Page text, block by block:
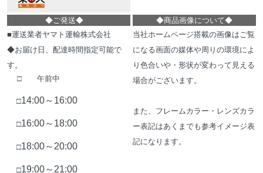
◆ご発送◆
■運送業者ヤマト運輸株式会社
◆お届け日、配達時間指定可能で
す。
□ 午前中
□14:00～16:00
□16:00～18:00
□18:00～20:00
□19:00～21:00
◆商品画像について◆
当社ホームページ搭載の画像はご覧
になる画面の媒体や周りの環境によ
り色合いや・形状が変わって見える
場合がございます。
また、フレームカラー・レンズカラ
ー表記はあくまでも参考イメージ表
記になります。